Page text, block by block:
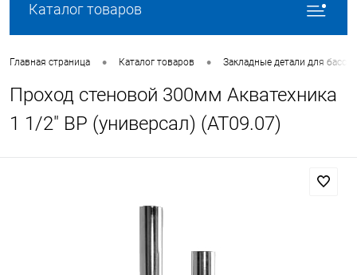
Каталог товаров
Главная страница • Каталог товаров • Закладные детали для
Проход стеновой 300мм Акватехника
1 1/2" ВР (универсал) (AT09.07)